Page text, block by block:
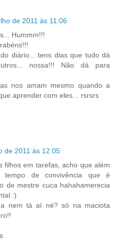
de 2011 às 11:06
Hummm!!!
diário... tens dias que tudo dá
nossa!!! Não dá para
nos amam mesmo quando a
aprender com eles... rsrsrs
de 2011 às 12:05
filhos em tarefas, acho que além
de convivência que é
de mestre cuca hahahamerecia
:)
nem tá aí né? só na maciota